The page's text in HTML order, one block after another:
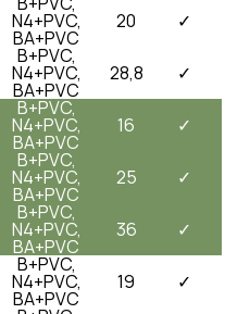
N4+PVC,
BA+PVC
20 ✓
B+PVC,
N4+PVC,
BA+PVC
28,8 ✓
B+PVC,
N4+PVC,
BA+PVC
16 ✓
B+PVC,
N4+PVC,
BA+PVC
25 ✓
B+PVC,
N4+PVC,
BA+PVC
36 ✓
B+PVC,
N4+PVC,
BA+PVC
19 ✓